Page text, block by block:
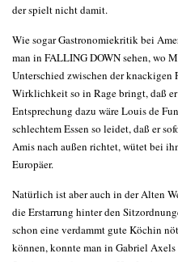
der spielt nicht damit.
Wie sogar Gastronomiekritik bei
man in FALLING DOWN sehen, wo
Unterschied zwischen der knackigen
Wirklichkeit so in Rage bringt, daß
Entsprechung dazu wäre Louis de
schlechtem Essen so leidet, daß er
Amis nach außen richtet, wütet bei
Europäer.
Natürlich ist aber auch in der Alten
die Erstarrung hinter den
schon eine verdammt gute Köchin
können, konnte man in Gabriel